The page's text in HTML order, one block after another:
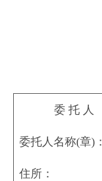
委 托 人
委托人名称(章)：
住所：